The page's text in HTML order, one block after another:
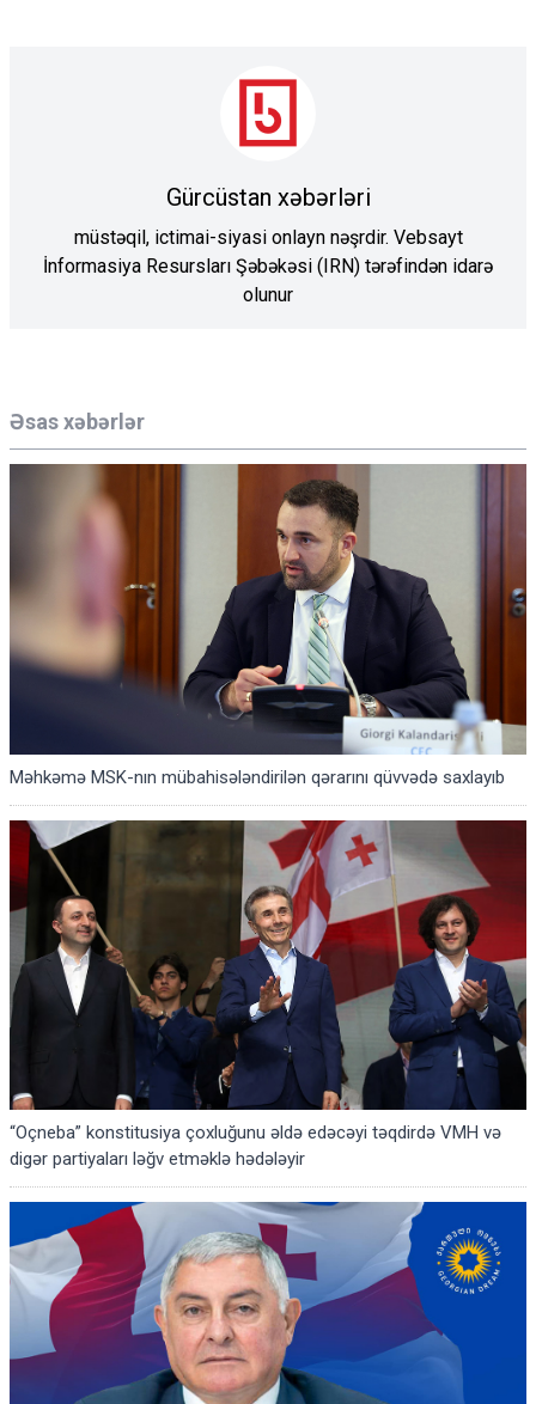
Əsas xəbərlər
Məhkəmə MSK-nın mübahisələndirilən qərarını qüvvədə saxlayıb
“Oçneba” konstitusiya çoxluğunu əldə edəcəyi təqdirdə VMH və
digər partiyaları ləğv etməklə hədələyir
Gürcüstan xəbərləri
müstəqil, ictimai-siyasi onlayn nəşrdir. Vebsayt
İnformasiya Resursları Şəbəkəsi (IRN) tərəfindən idarə
olunur